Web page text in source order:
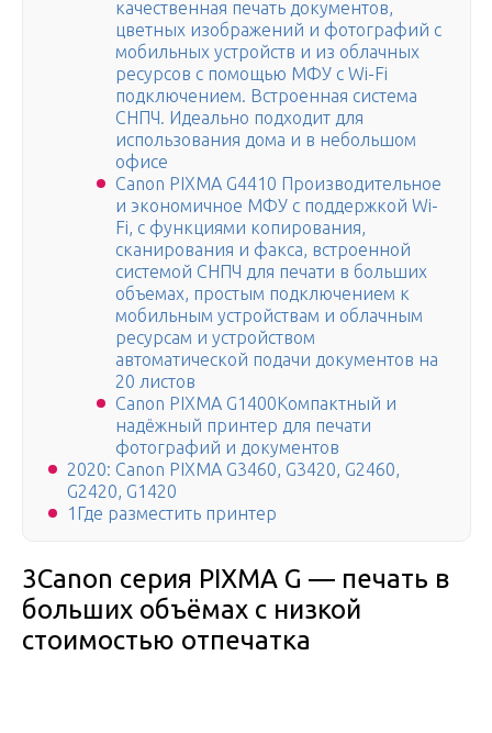
качественная печать документов,
цветных изображений и фотографий с
мобильных устройств и из облачных
ресурсов с помощью МФУ с Wi-Fi
подключением. Встроенная система
СНПЧ. Идеально подходит для
использования дома и в небольшом
офисе
Canon PIXMA G4410 Производительное
и экономичное МФУ с поддержкой Wi-
Fi, с функциями копирования,
сканирования и факса, встроенной
системой СНПЧ для печати в больших
объемах, простым подключением к
мобильным устройствам и облачным
ресурсам и устройством
автоматической подачи документов на
20 листов
Canon PIXMA G1400Компактный и
надёжный принтер для печати
фотографий и документов
2020: Canon PIXMA G3460, G3420, G2460,
G2420, G1420
1Где разместить принтер
3Canon серия PIXMA G — печать в
больших объёмах с низкой
стоимостью отпечатка